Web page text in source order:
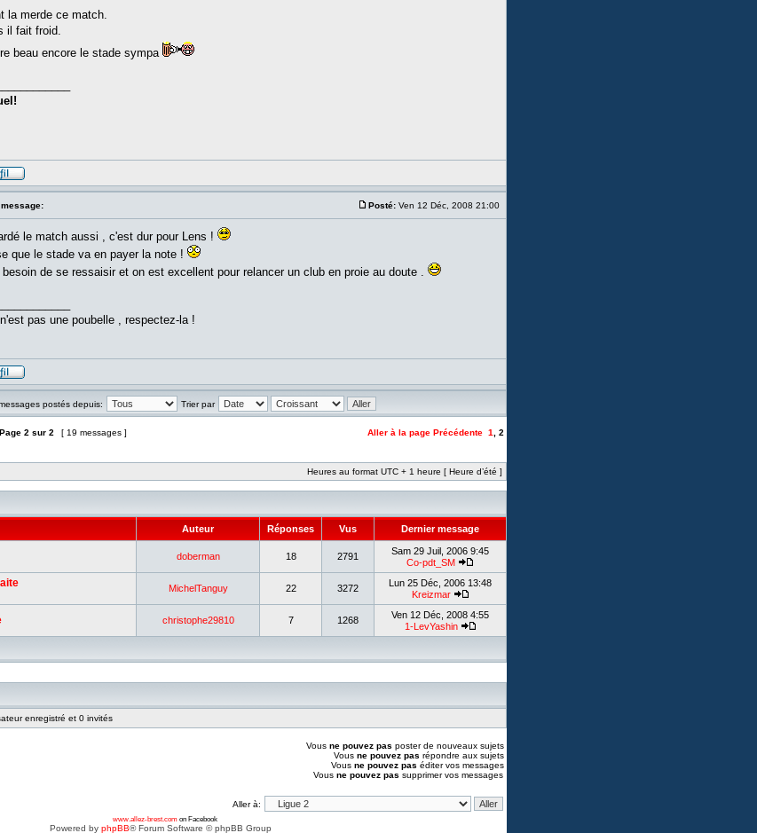
la merde ce match.
il fait froid.
beau encore le stade sympa
Posté: Ven 12 Déc, 2008 21:00
le match aussi , c'est dur pour Lens !
que le stade va en payer la note !
besoin de se ressaisir et on est excellent pour relancer un club en proie au doute .
pas une poubelle , respectez-la !
postés depuis: Trier par
Page 2 sur 2 [ 19 messages ] Aller à la page Précédente 1 2
Heures au format UTC + 1 heure [ Heure d’été ]
Auteur Réponses Vus Dernier message
doberman 18 2791
Sam 29 Juil, 2006 9:45
Co-pdt_SM
MichelTanguy 22 3272
Lun 25 Déc, 2006 13:48
Kreizmar
christophe29810 7 1268
Ven 12 Déc, 2008 4:55
1-LevYashin
enregistré et 0 invités
Vous ne pouvez pas poster de nouveaux sujets
Vous ne pouvez pas répondre aux sujets
Vous ne pouvez pas éditer vos messages
Vous ne pouvez pas supprimer vos messages
Aller à:
www.allez-brest.com on Facebook
Powered by phpBB® Forum Software © phpBB Group